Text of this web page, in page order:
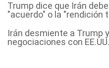
Trump dice que Irán
"acuerdo" o la "rendición
Irán desmiente a Trump
negociaciones con EE.UU.